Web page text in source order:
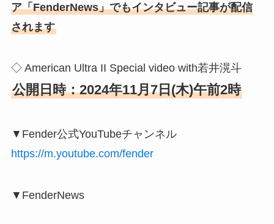
ア「FenderNews」でもインタビュー記事が配信
されます
◇ American Ultra II Special video with若井滉斗
公開日時：2024年11月7日(木)午前2時
▼Fender公式YouTubeチャンネル
https://m.youtube.com/fender
▼FenderNews